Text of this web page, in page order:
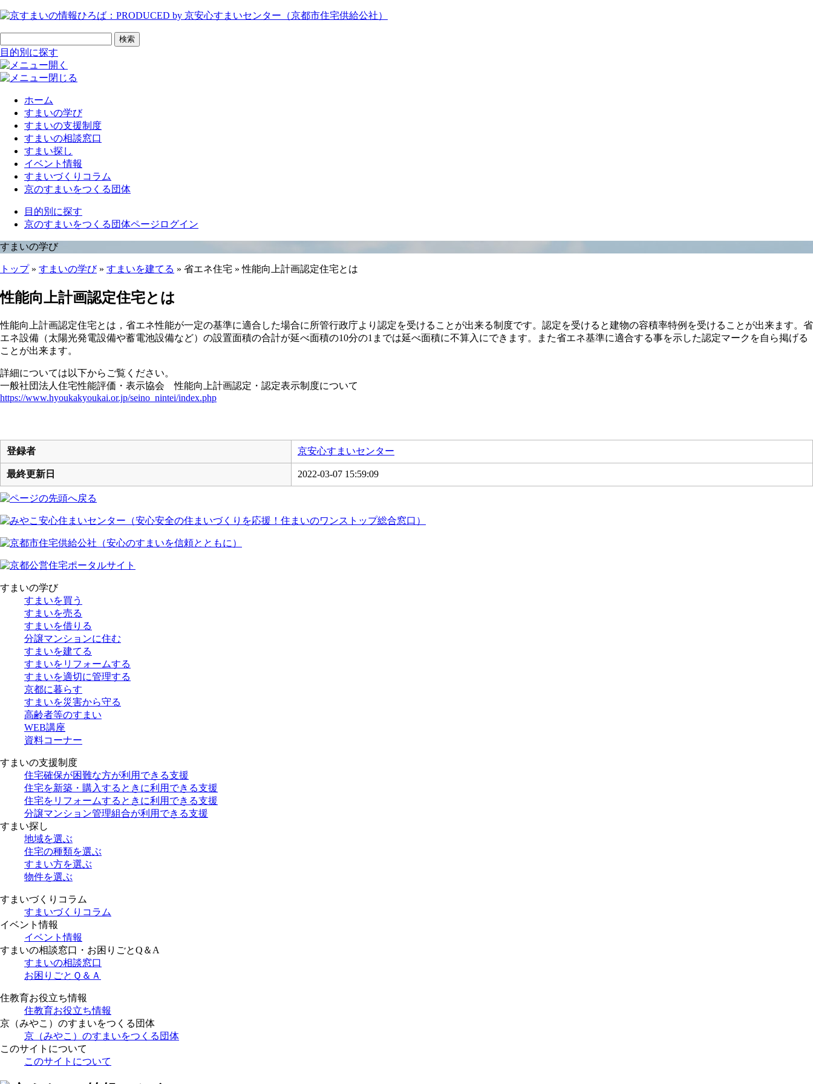
ページの先頭です
検索
目的別に探す
ホーム
すまいの学び
すまいの支援制度
すまいの相談窓口
すまい探し
イベント情報
すまいづくりコラム
京のすまいをつくる団体
目的別に探す
京のすまいをつくる団体ページログイン
すまいの学び
トップ» すまいの学び» すまいを建てる » 省エネ住宅 » 性能向上計画認定住宅とは
ここから本文です。
性能向上計画認定住宅とは
性能向上計画認定住宅とは，省エネ性能が一定の基準に適合した場合に所管行政庁より認定を受けることが出来る制度です。認定を受けると建物の容積率特例を受けることが出来ます。省
エネ設備（太陽光発電設備や蓄電池設備など）の設置面積の合計が延べ面積の10分の1までは延べ面積に不算入にできます。また省エネ基準に適合する事を示した認定マークを自ら掲げる
ことが出来ます。
詳細については以下からご覧ください。
一般社団法人住宅性能評価・表示協会 性能向上計画認定・認定表示制度について
https://www.hyoukakyoukai.or.jp/seino_nintei/index.php
登録者 京安心すまいセンター
最終更新日 2022-03-07 15:59:09
すまいの学び
すまいを買う
すまいを売る
すまいを借りる
分譲マンションに住む
すまいを建てる
すまいをリフォームする
すまいを適切に管理する
京都に暮らす
すまいを災害から守る
高齢者等のすまい
WEB講座
資料コーナー
すまいの支援制度
住宅確保が困難な方が利用できる支援
住宅を新築・購入するときに利用できる支援
住宅をリフォームするときに利用できる支援
分譲マンション管理組合が利用できる支援
すまい探し
地域を選ぶ
住宅の種類を選ぶ
すまい方を選ぶ
物件を選ぶ
すまいづくりコラム
すまいづくりコラム
イベント情報
イベント情報
すまいの相談窓口・お困りごとQ＆A
すまいの相談窓口
お困りごとＱ＆Ａ
住教育お役立ち情報
住教育お役立ち情報
京（みやこ）のすまいをつくる団体
京（みやこ）のすまいをつくる団体
このサイトについて
このサイトについて